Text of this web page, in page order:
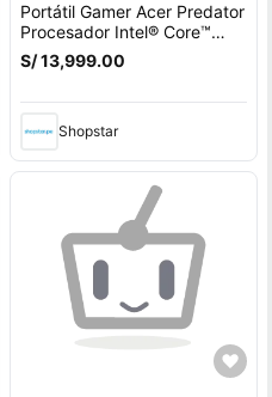
Portátil Gamer Acer Predator
Procesador Intel® Core™
Ultra 9 275HX 32 GB RAM 1
TB SSD RTX5070ti 16""
S/ 13,999.00
Shopstar